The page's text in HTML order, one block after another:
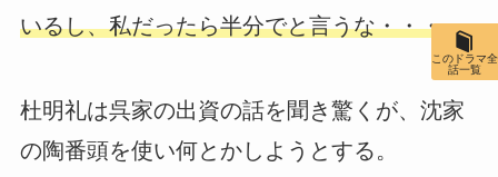
いるし、私だったら半分でと言うな・・・
杜明礼は呉家の出資の話を聞き驚くが、沈家
の陶番頭を使い何とかしようとする。
このドラマ全
話一覧